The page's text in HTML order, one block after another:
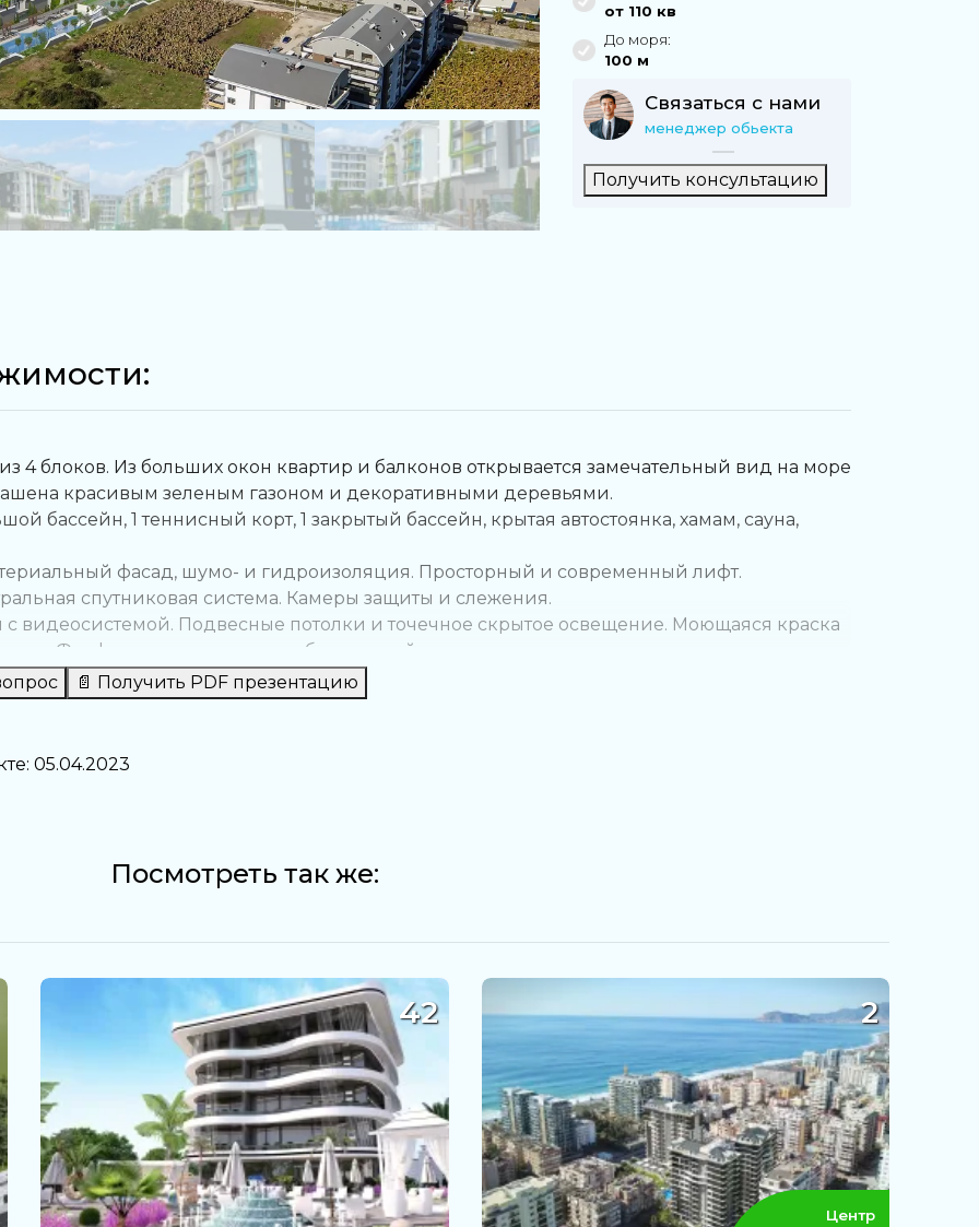
от 110 кв
До моря:
100 м
Связаться с нами
менеджер обьекта
Получить консультацию
4 блоков. Из больших окон квартир и балконов открывается замечательный вид на море
красивым зеленым газоном и декоративными деревьями.
бассейн, 1 теннисный корт, 1 закрытый бассейн, крытая автостоянка, хамам, сауна,
фасад, шумо- и гидроизоляция. Просторный и современный лифт.
спутниковая система. Камеры защиты и слежения.
с видеосистемой. Подвесные потолки и точечное скрытое освещение. Моющаяся краска
Фарфор, керамика и разработка дизайнеров кухонь и ванных комнат.
телефон и ПВХ окна и двери на балкон с двойным остеклением и шумоизоляцией.
📄 Получить PDF презентацию
05.04.2023
Посмотреть так же:
42 2
Центр